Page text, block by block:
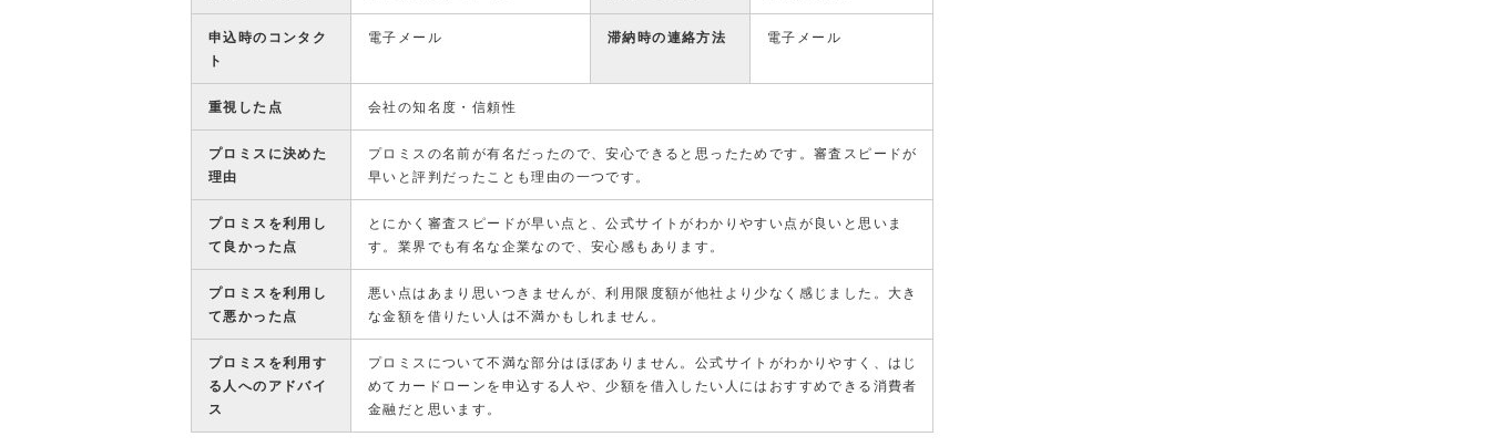
申込時のコンタク
ト
電子メール 滞納時の連絡方法 電子メール
重視した点 会社の知名度・信頼性
プロミスに決めた
理由
プロミスの名前が有名だったので、安心できると思ったためです。審査スピードが
早いと評判だったことも理由の一つです。
プロミスを利用し
て良かった点
とにかく審査スピードが早い点と、公式サイトがわかりやすい点が良いと思いま
す。業界でも有名な企業なので、安心感もあります。
プロミスを利用し
て悪かった点
悪い点はあまり思いつきませんが、利用限度額が他社より少なく感じました。大き
な金額を借りたい人は不満かもしれません。
プロミスを利用す
る人へのアドバイ
ス
プロミスについて不満な部分はほぼありません。公式サイトがわかりやすく、はじ
めてカードローンを申込する人や、少額を借入したい人にはおすすめできる消費者
金融だと思います。